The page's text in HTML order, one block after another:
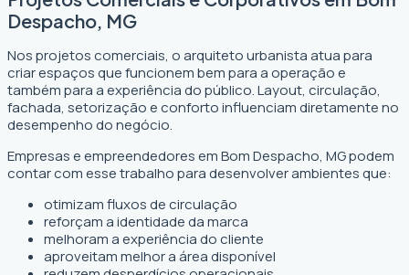
Despacho, MG
Nos projetos comerciais, o arquiteto urbanista atua para
criar espaços que funcionem bem para a operação e
também para a experiência do público. Layout, circulação,
fachada, setorização e conforto influenciam diretamente no
desempenho do negócio.
Empresas e empreendedores em Bom Despacho, MG podem
contar com esse trabalho para desenvolver ambientes que:
otimizam fluxos de circulação
reforçam a identidade da marca
melhoram a experiência do cliente
aproveitam melhor a área disponível